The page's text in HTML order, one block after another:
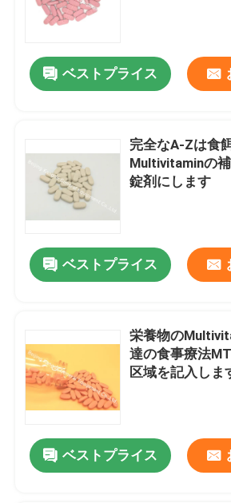
家
ベストプライス
完全なA-Zは食
Multivitaminの
錠剤にします
ベストプライス
栄養物の
達の食事療法
区域を記入しま
ベストプライス